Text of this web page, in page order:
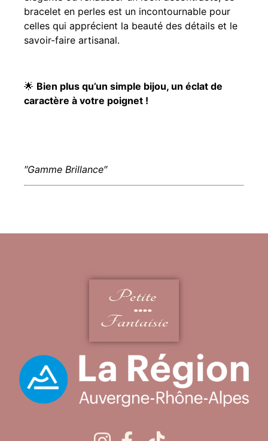
bracelet en perles est un incontournable pour
celles qui apprécient la beauté des détails et le
savoir-faire artisanal.
🌟 Bien plus qu’un simple bijou, un éclat de
caractère à votre poignet !
″Gamme Brillance″